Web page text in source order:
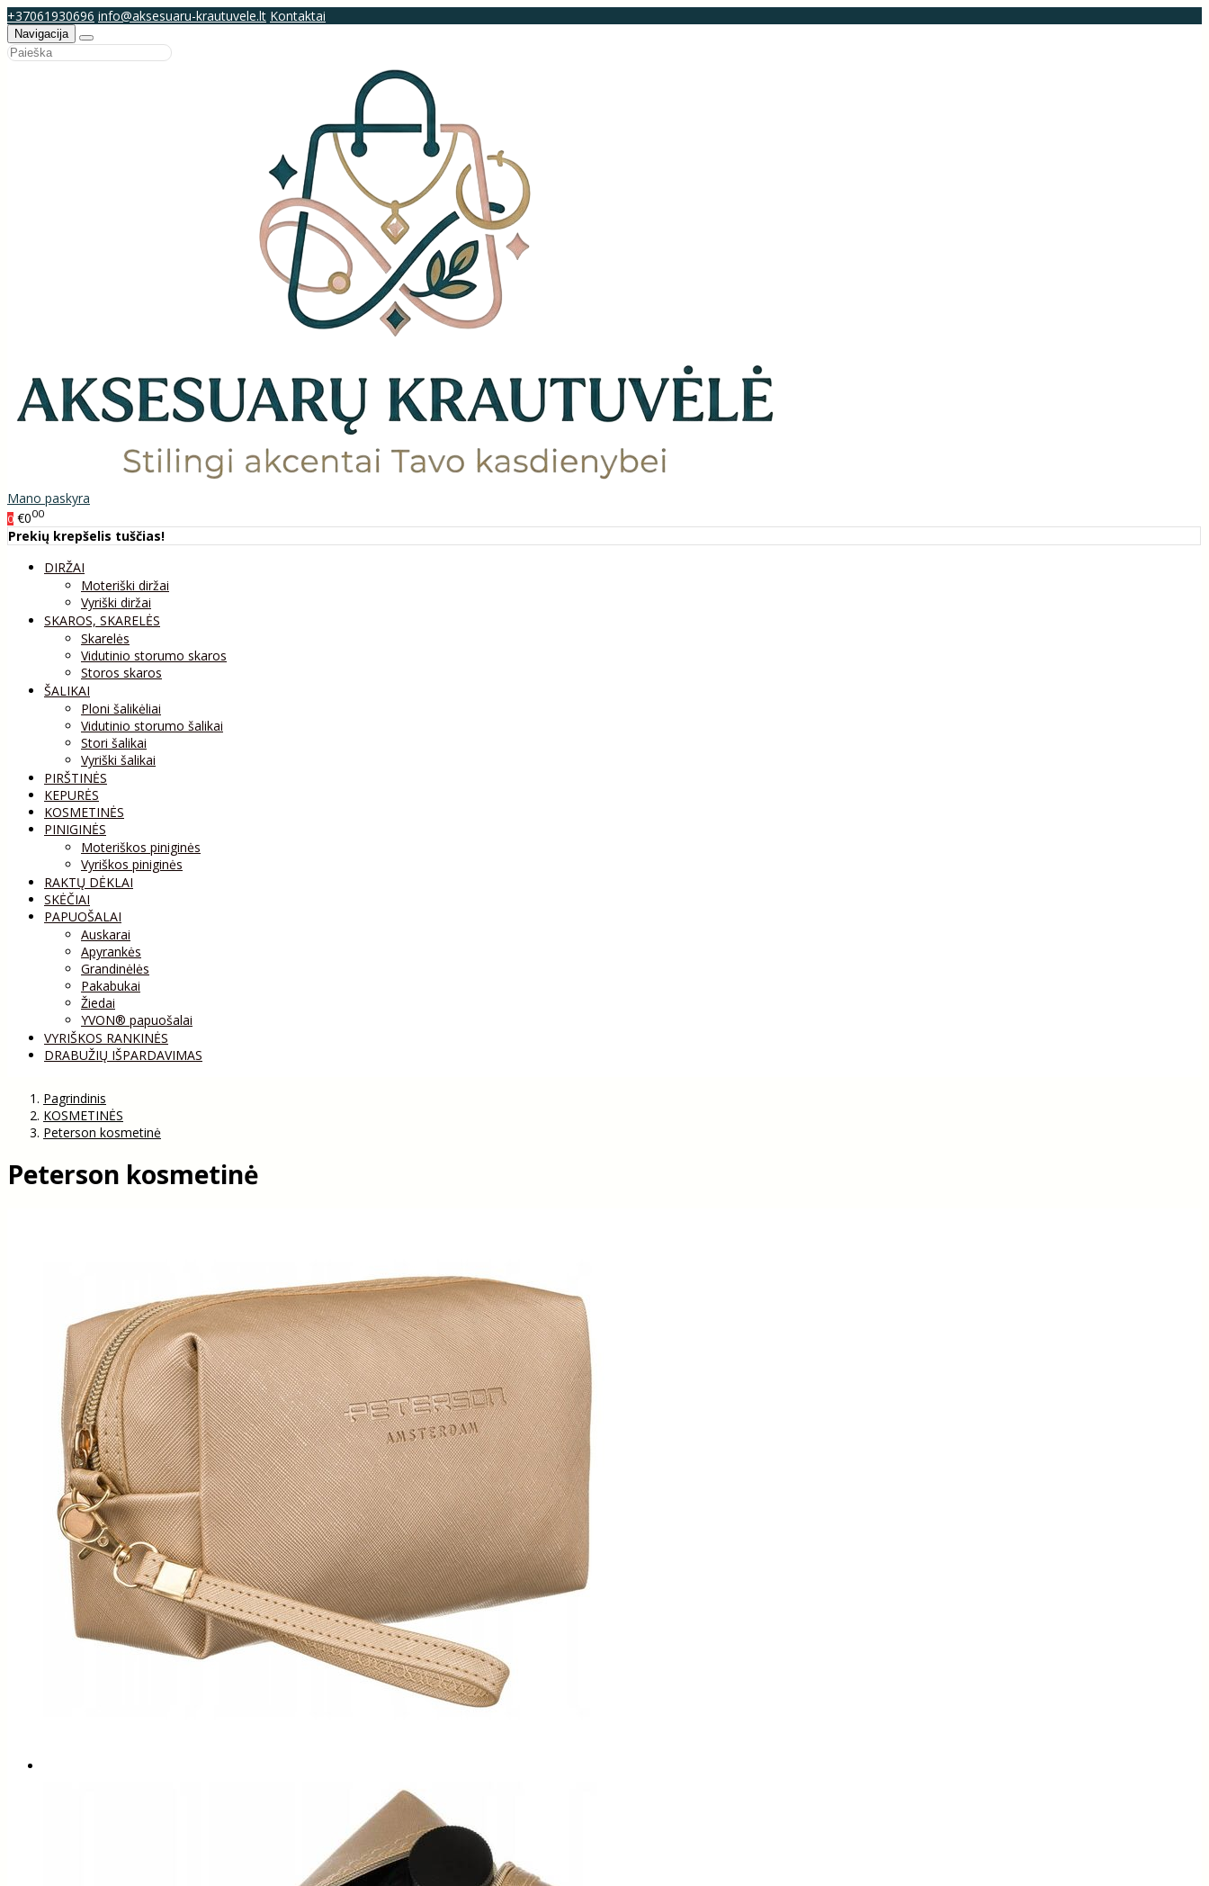
+37061930696 info@aksesuaru-krautuvele.lt Kontaktai
Navigacija
Mano paskyra
0 €000
Prekių krepšelis tuščias!
DIRŽAI
Moteriški diržai
Vyriški diržai
SKAROS, SKARELĖS
Skarelės
Vidutinio storumo skaros
Storos skaros
ŠALIKAI
Ploni šalikėliai
Vidutinio storumo šalikai
Stori šalikai
Vyriški šalikai
PIRŠTINĖS
KEPURĖS
KOSMETINĖS
PINIGINĖS
Moteriškos piniginės
Vyriškos piniginės
RAKTŲ DĖKLAI
SKĖČIAI
PAPUOŠALAI
Auskarai
Apyrankės
Grandinėlės
Pakabukai
Žiedai
YVON® papuošalai
VYRIŠKOS RANKINĖS
DRABUŽIŲ IŠPARDAVIMAS
Pagrindinis
KOSMETINĖS
Peterson kosmetinė
Peterson kosmetinė